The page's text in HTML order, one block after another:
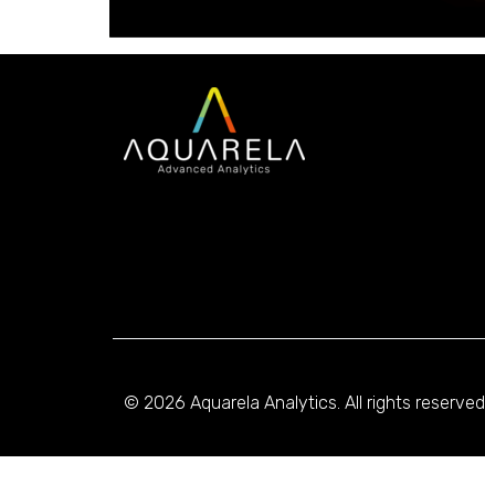
© 2026 Aquarela Analytics. All rights reserved.